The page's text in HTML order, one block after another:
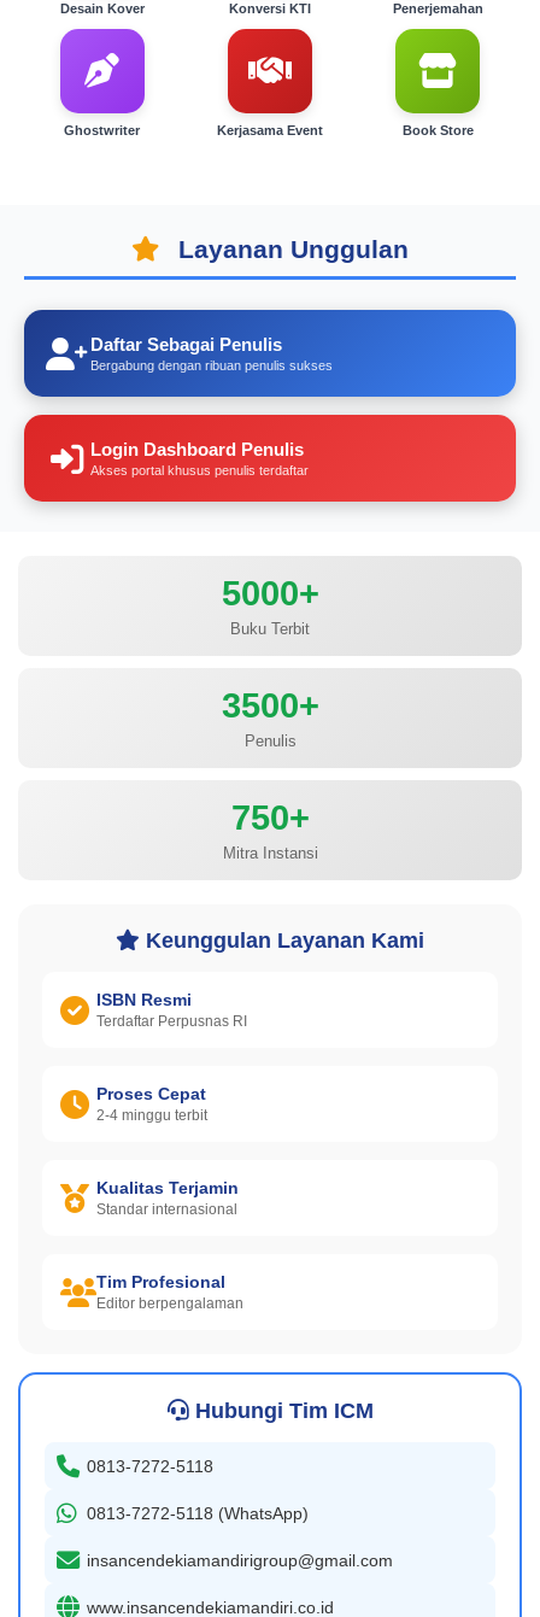
Desain Kover Konversi KTI Penerjemahan
Ghostwriter Kerjasama Event Book Store
Layanan Unggulan
Daftar Sebagai Penulis
Bergabung dengan ribuan penulis sukses
Login Dashboard Penulis
Akses portal khusus penulis terdaftar
5000+
Buku Terbit
3500+
Penulis
750+
Mitra Instansi
Keunggulan Layanan Kami
ISBN Resmi
Terdaftar Perpusnas RI
Proses Cepat
2-4 minggu terbit
Kualitas Terjamin
Standar internasional
Tim Profesional
Editor berpengalaman
Hubungi Tim ICM
0813-7272-5118
0813-7272-5118 (WhatsApp)
insancendekiamandirigroup@gmail.com
www.insancendekiamandiri.co.id